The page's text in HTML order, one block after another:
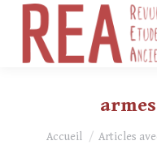
Vous êtes ici :
Accueil Articles